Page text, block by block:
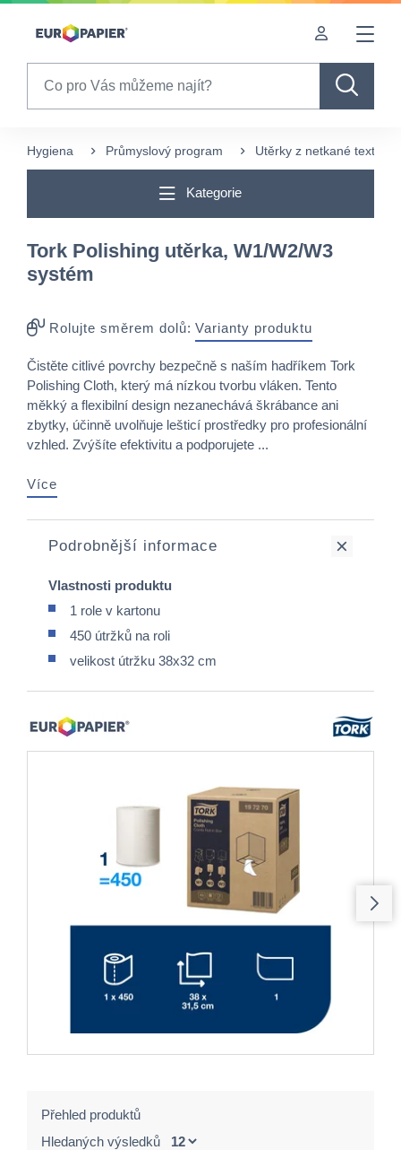
Table Of Content
Hygiena Průmyslový program Utěrky z netkané textílie
Kategorie
Tork Polishing utěrka, W1/W2/W3
systém
Rolujte směrem dolů: Varianty produktu
Čistěte citlivé povrchy bezpečně s naším hadříkem Tork
Polishing Cloth, který má nízkou tvorbu vláken. Tento
měkký a flexibilní design nezanechává škrábance ani
zbytky, účinně uvolňuje lešticí prostředky pro profesionální
vzhled. Zvýšíte efektivitu a podporujete ...
Více
Podrobnější informace
Vlastnosti produktu
1 role v kartonu
450 útržků na roli
velikost útržku 38x32 cm
Přehled produktů
Hledaných výsledků